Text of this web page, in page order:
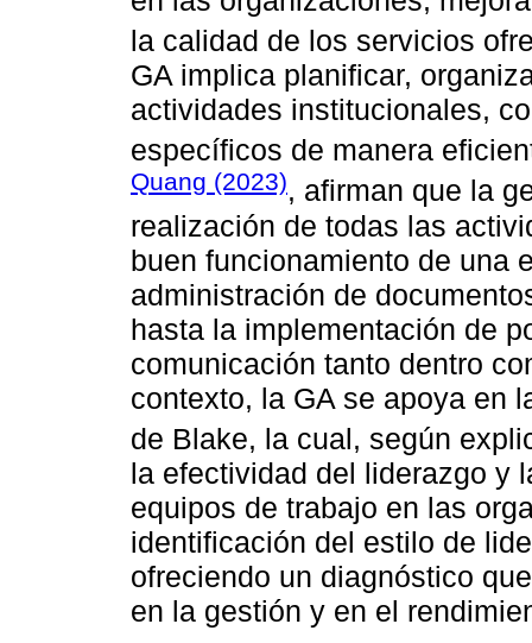
la calidad de los servicios
GA implica planificar,
actividades institucionales,
específicos de manera
Quang (2023), afirman que la
realización de todas las
buen funcionamiento de una
administración de
hasta la implementación de
comunicación tanto dentro
contexto, la GA se apoya en
de Blake, la cual, según
la efectividad del liderazgo y
equipos de trabajo en las
identificación del estilo de
ofreciendo un diagnóstico
en la gestión y en el